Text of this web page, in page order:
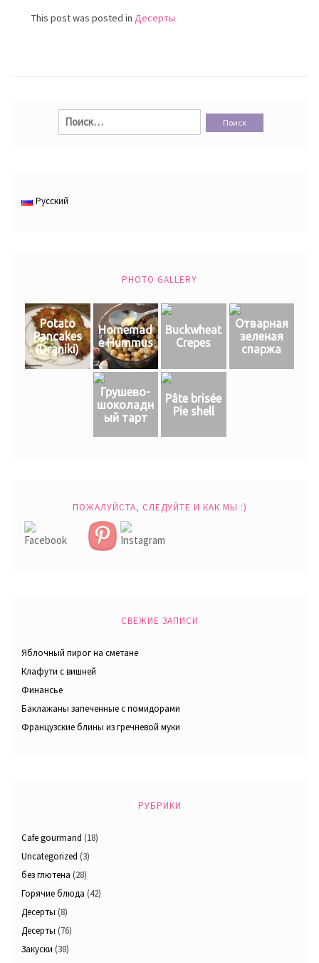
This post was posted in Десерты
Найти:
Русский
PHOTO GALLERY
Potato
Pancakes
(Draniki)
Homemad
e Hummus
Buckwheat
Crepes
Отварная
зеленая
спаржа
Грушево-
шоколадн
ый тарт
Pâte brisée
Pie shell
ПОЖАЛУЙСТА, СЛЕДУЙТЕ И КАК МЫ :)
СВЕЖИЕ ЗАПИСИ
Яблочный пирог на сметане
Клафути с вишней
Финансье
Баклажаны запеченные с помидорами
Французские блины из гречневой муки
РУБРИКИ
Cafe gourmand (18)
Uncategorized (3)
без глютена (28)
Горячие блюда (42)
Десерты (8)
Десерты (76)
Закуски (38)